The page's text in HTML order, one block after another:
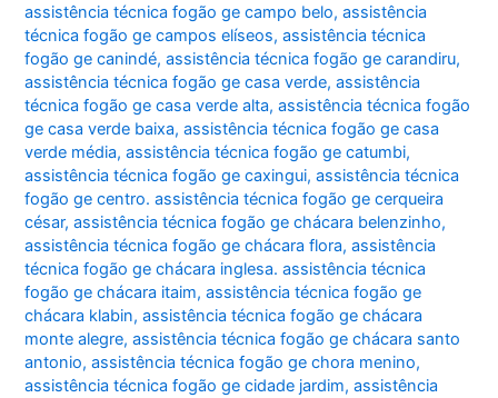
assistência técnica fogão ge campo belo,assistência
técnica fogão ge campos elíseos,assistência técnica
fogão ge canindé,assistência técnica fogão ge carandiru,
assistência técnica fogão ge casa verde,assistência
técnica fogão ge casa verde alta,assistência técnica fogão
ge casa verde baixa,assistência técnica fogão ge casa
verde média,assistência técnica fogão ge catumbi,
assistência técnica fogão ge caxingui,assistência técnica
fogão ge centro. assistência técnica fogão ge cerqueira
césar,assistência técnica fogão ge chácara belenzinho,
assistência técnica fogão ge chácara flora,assistência
técnica fogão ge chácara inglesa. assistência técnica
fogão ge chácara itaim,assistência técnica fogão ge
chácara klabin,assistência técnica fogão ge chácara
monte alegre,assistência técnica fogão ge chácara santo
antonio,assistência técnica fogão ge chora menino,
assistência técnica fogão ge cidade jardim,assistência